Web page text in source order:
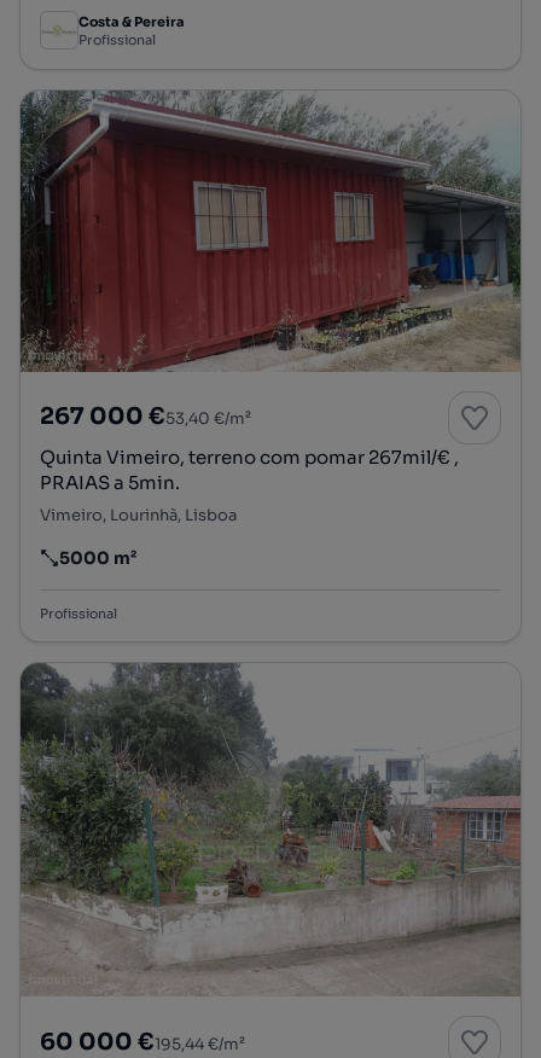
Costa & Pereira
Profissional
267 000 €53,40 €/m²
Quinta Vimeiro, terreno com pomar 267mil/€ ,
PRAIAS a 5min.
Vimeiro, Lourinhã, Lisboa
Preço por metro quadrado
5000 m²
Profissional
60 000 €195,44 €/m²